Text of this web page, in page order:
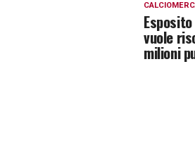
vuole
milioni